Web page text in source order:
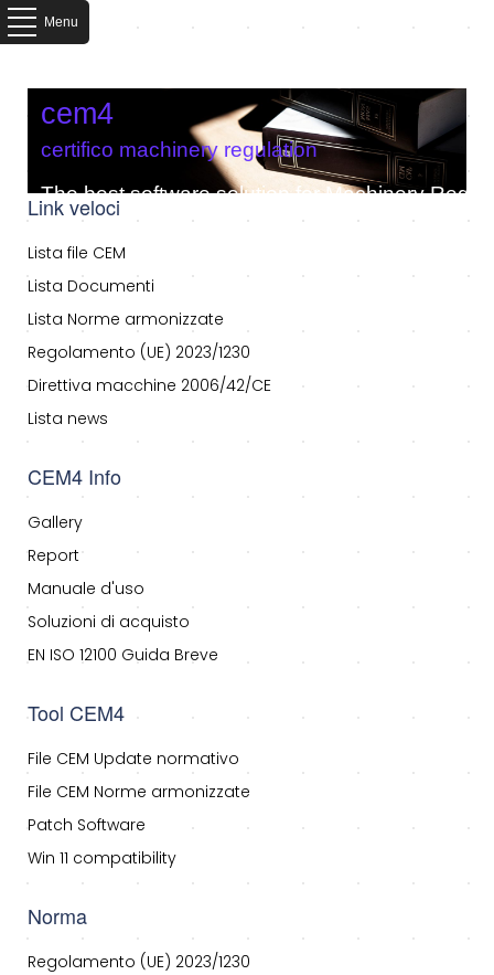
Menu
cem4
certifico machinery regulation
The best software solution for Machinery
Link veloci
Lista file CEM
Lista Documenti
Lista Norme armonizzate
Regolamento (UE) 2023/1230
Direttiva macchine 2006/42/CE
Lista news
CEM4 Info
Gallery
Report
Manuale d'uso
Soluzioni di acquisto
EN ISO 12100 Guida Breve
Tool CEM4
File CEM Update normativo
File CEM Norme armonizzate
Patch Software
Win 11 compatibility
Norma
Regolamento (UE) 2023/1230